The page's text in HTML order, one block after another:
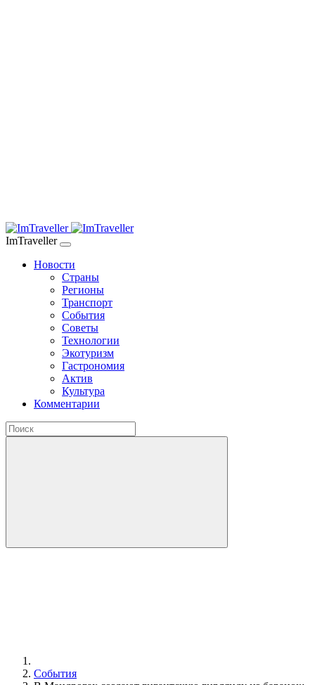
ImTraveller
Новости
Страны
Регионы
Транспорт
События
Советы
Технологии
Экотуризм
Гастрономия
Актив
Культура
Комментарии
События